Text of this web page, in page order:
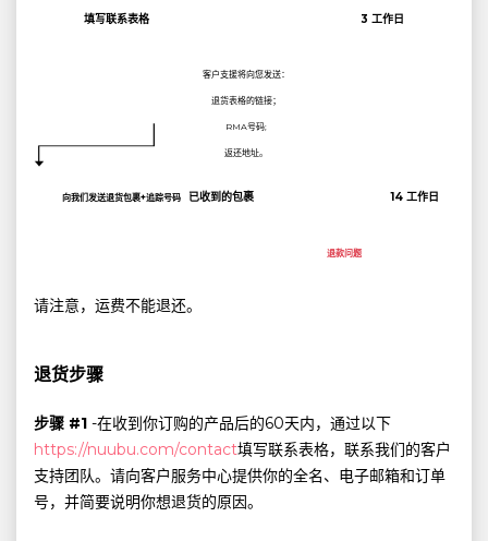
填写联系表格 3 工作日
客户支援将向您发送：
退货表格的链接；
RMA号码;
返还地址。
向我们发送退货包裹+追踪号码 已收到的包裹 14 工作日
退款问题
请注意，运费不能退还。
退货步骤
步骤 #1 -在收到你订购的产品后的60天内，通过以下
https://nuubu.com/contact填写联系表格，联系我们的客户
支持团队。请向客户服务中心提供你的全名、电子邮箱和订单
号，并简要说明你想退货的原因。